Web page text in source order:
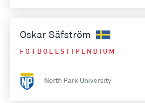
Oskar Säfström
FOTBOLLSTIPENDIUM
North Park University